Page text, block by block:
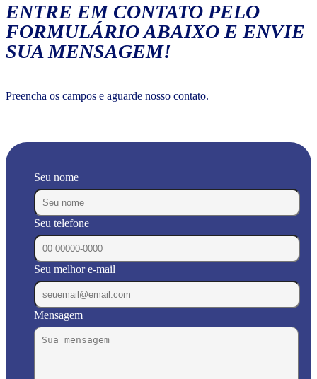
ENTRE EM CONTATO PELO
FORMULÁRIO ABAIXO E ENVIE
SUA MENSAGEM!
Preencha os campos e aguarde nosso contato.
Seu nome
Seu telefone
Seu melhor e-mail
Mensagem